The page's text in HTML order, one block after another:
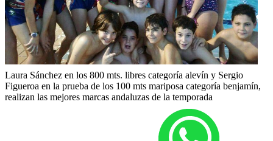
Laura Sánchez en los 800 mts. libres categoría alevín y Sergio
Figueroa en la prueba de los 100 mts mariposa categoría benjamín,
realizan las mejores marcas andaluzas de la temporada